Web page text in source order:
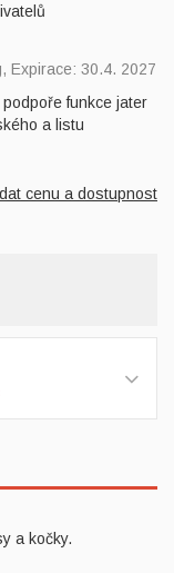
Expirace: 30.4. 2027
funkce jater
a listu
cenu a dostupnost
a kočky.